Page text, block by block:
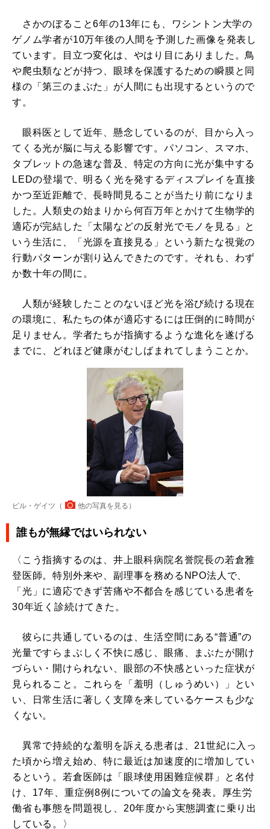
さかのぼること6年の13年にも、ワシントン大学の
ゲノム学者が10万年後の人間を予測した画像を発表し
ています。目立つ変化は、やはり目にありました。鳥
や爬虫類などが持つ、眼球を保護するための瞬膜と同
様の「第三のまぶた」が人間にも出現するというので
す。
眼科医として近年、懸念しているのが、目から入っ
てくる光が脳に与える影響です。パソコン、スマホ、
タブレットの急速な普及、特定の方向に光が集中する
LEDの登場で、明るく光を発するディスプレイを直接
かつ至近距離で、長時間見ることが当たり前になりま
した。人類史の始まりから何百万年とかけて生物学的
適応が完結した「太陽などの反射光でモノを見る」と
いう生活に、「光源を直接見る」という新たな視覚の
行動パターンが割り込んできたのです。それも、わず
か数十年の間に。
人類が経験したことのないほど光を浴び続ける現在
の環境に、私たちの体が適応するには圧倒的に時間が
足りません。学者たちが指摘するような進化を遂げる
までに、どれほど健康がむしばまれてしまうことか。
ビル・ゲイツ（ 他の写真を見る ）
誰もが無縁ではいられない
〈こう指摘するのは、井上眼科病院名誉院長の若倉雅
登医師。特別外来や、副理事を務めるNPO法人で、
「光」に適応できず苦痛や不都合を感じている患者を
30年近く診続けてきた。
彼らに共通しているのは、生活空間にある“普通”の
光量ですらまぶしく不快に感じ、眼痛、まぶたが開け
づらい・開けられない、眼部の不快感といった症状が
見られること。これらを「羞明（しゅうめい）」とい
い、日常生活に著しく支障を来しているケースも少な
くない。
異常で持続的な羞明を訴える患者は、21世紀に入っ
た頃から増え始め、特に最近は加速度的に増加してい
るという。若倉医師は「眼球使用困難症候群」と名付
け、17年、重症例8例についての論文を発表。厚生労
働省も事態を問題視し、20年度から実態調査に乗り出
している。〉